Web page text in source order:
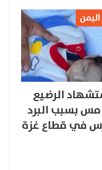
اليمن
الرضيع
بسبب البرد
في قطاع غزة